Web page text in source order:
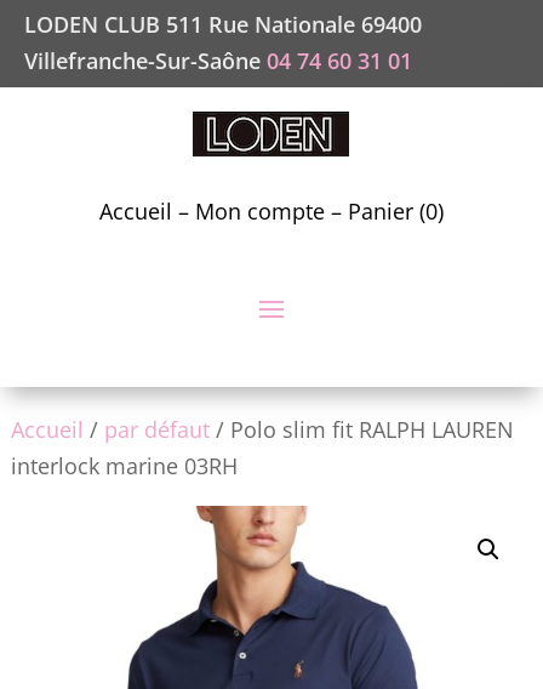
LODEN CLUB 511 Rue Nationale 69400
Villefranche-Sur-Saône 04 74 60 31 01
Accueil – Mon compte– Panier (0)
Accueil / par défaut/ Polo slim fit RALPH LAUREN
interlock marine 03RH